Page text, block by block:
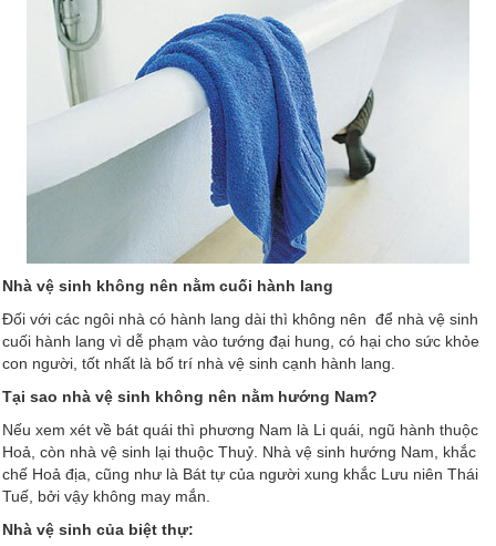
Nhà vệ sinh không nên nằm cuối hành lang
Đối với các ngôi nhà có hành lang dài thì không nên để nhà vệ sinh
cuối hành lang vì dễ phạm vào tướng đại hung, có hại cho sức khỏe
con người, tốt nhất là bố trí nhà vệ sinh cạnh hành lang.
Tại sao nhà vệ sinh không nên nằm hướng Nam?
Nếu xem xét về bát quái thì phương Nam là Li quái, ngũ hành thuộc
Hoả, còn nhà vệ sinh lại thuộc Thuỷ. Nhà vệ sinh hướng Nam, khắc
chế Hoả địa, cũng như là Bát tự của người xung khắc Lưu niên Thái
Tuế, bởi vậy không may mắn.
Nhà vệ sinh của biệt thự: